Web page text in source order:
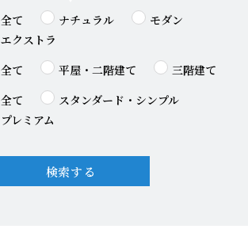
全て ナチュラル
モダン
エクストラ
全て 平屋・二階建て 三階建て
全て
スタンダード・シンプル
プレミアム
検索する